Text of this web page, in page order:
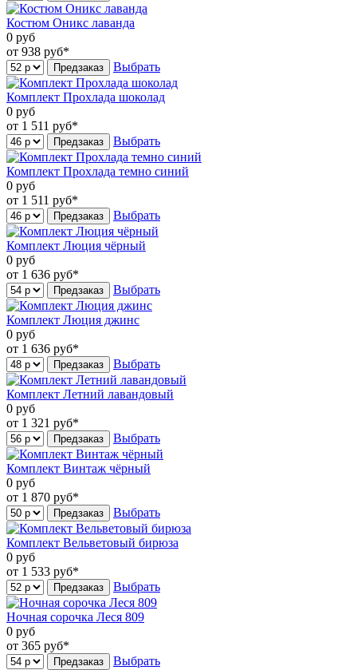
Костюм Оникс лаванда
0 руб
от 938 руб*
Предзаказ Выбрать
Комплект Прохлада шоколад
0 руб
от 1 511 руб*
Предзаказ Выбрать
Комплект Прохлада темно синий
0 руб
от 1 511 руб*
Предзаказ Выбрать
Комплект Люция чёрный
0 руб
от 1 636 руб*
Предзаказ Выбрать
Комплект Люция джинс
0 руб
от 1 636 руб*
Предзаказ Выбрать
Комплект Летний лавандовый
0 руб
от 1 321 руб*
Предзаказ Выбрать
Комплект Винтаж чёрный
0 руб
от 1 870 руб*
Предзаказ Выбрать
Комплект Вельветовый бирюза
0 руб
от 1 533 руб*
Предзаказ Выбрать
Ночная сорочка Леся 809
0 руб
от 365 руб*
Предзаказ Выбрать